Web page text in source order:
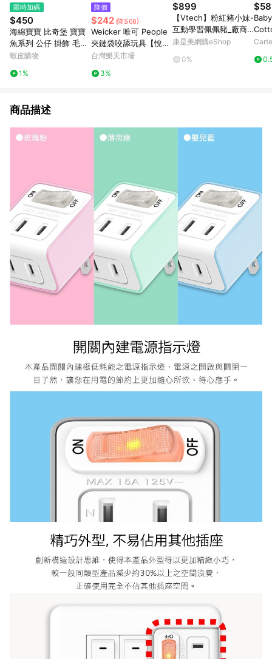
限時加碼
$450
海綿寶寶 比奇堡 寶寶
魚系列 公仔 掛飾 毛絨
掛件 公仔 限量 玩具 擺
蝦皮購物
1%
降價
$242 (降$68)
Weicker 唯可 People
夾鏈袋咬舔玩具【悅兒
園婦幼生活館】
台灣樂天市場
3%
$899
【Vtech】粉紅豬小妹-
互動學習佩佩豬_廠商
直送
康是美網購eShop
0%
商品描述